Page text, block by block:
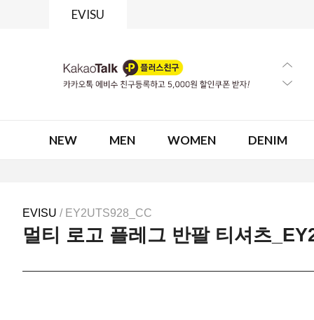
EVISU
NEW MEN WOMEN DENIM
EVISU / EY2UTS928_CC
멀티 로고 플레그 반팔 티셔츠